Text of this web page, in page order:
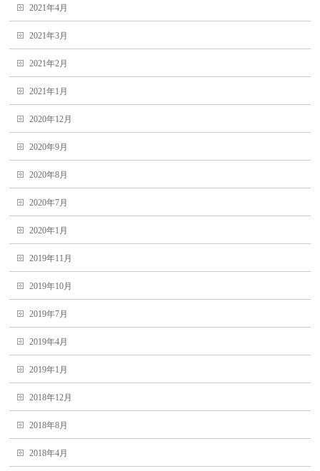
2021年4月
2021年3月
2021年2月
2021年1月
2020年12月
2020年9月
2020年8月
2020年7月
2020年1月
2019年11月
2019年10月
2019年7月
2019年4月
2019年1月
2018年12月
2018年8月
2018年4月